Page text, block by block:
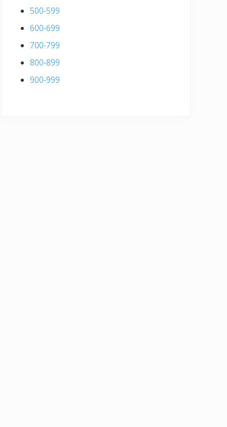
500-599
600-699
700-799
800-899
900-999